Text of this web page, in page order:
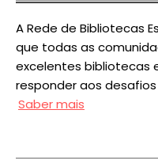
A Rede de Bibliotecas
que todas as
excelentes bibliotecas
responder aos
Saber mais